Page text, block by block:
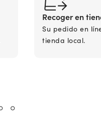
Recoger en
Su pedido en
tienda local.